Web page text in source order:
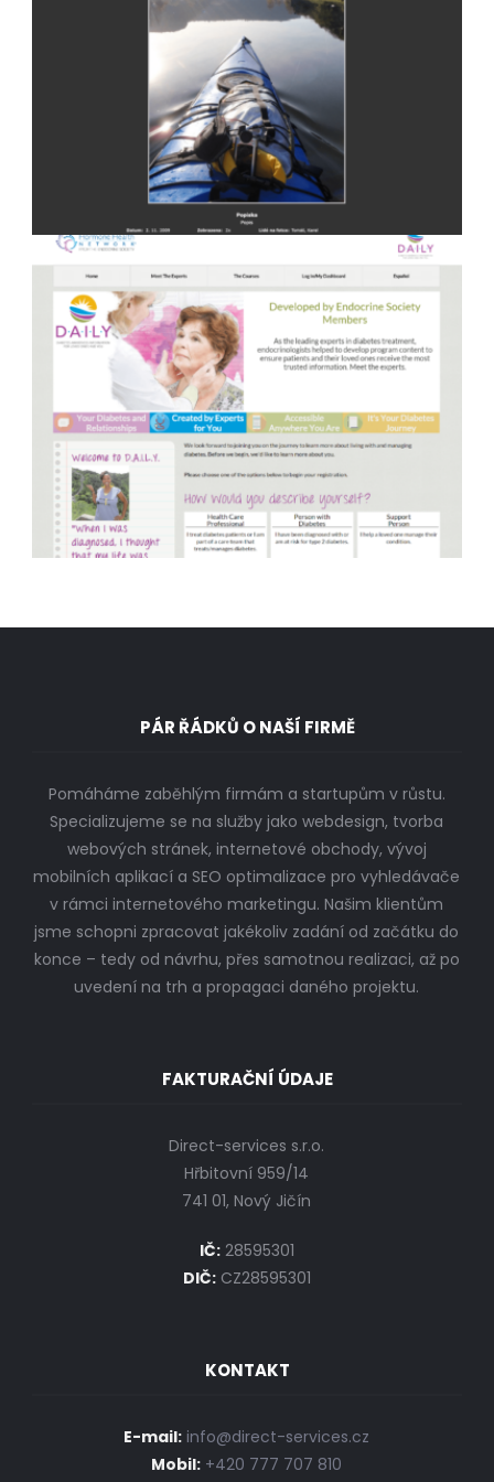
PÁR ŘÁDKŮ O NAŠÍ FIRMĚ
Pomáháme zaběhlým firmám a startupům v růstu.
Specializujeme se na služby jako webdesign, tvorba
webových stránek, internetové obchody, vývoj
mobilních aplikací a SEO optimalizace pro vyhledávače
v rámci internetového marketingu. Našim klientům
jsme schopni zpracovat jakékoliv zadání od začátku do
konce – tedy od návrhu, přes samotnou realizaci, až po
uvedení na trh a propagaci daného projektu.
FAKTURAČNÍ ÚDAJE
Direct-services s.r.o.
Hřbitovní 959/14
741 01, Nový Jičín
IČ:28595301
DIČ:CZ28595301
KONTAKT
E-mail: info@direct-services.cz
Mobil: +420 777 707 810